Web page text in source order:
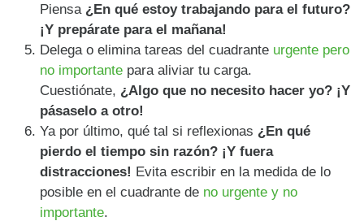
Piensa ¿En qué estoy trabajando para el futuro?
¡Y prepárate para el mañana!
Delega o elimina tareas del cuadrante urgente pero
no importante para aliviar tu carga.
Cuestiónate, ¿Algo que no necesito hacer yo? ¡Y
pásaselo a otro!
Ya por último, qué tal si reflexionas ¿En qué
pierdo el tiempo sin razón? ¡Y fuera
distracciones! Evita escribir en la medida de lo
posible en el cuadrante de no urgente y no
importante.